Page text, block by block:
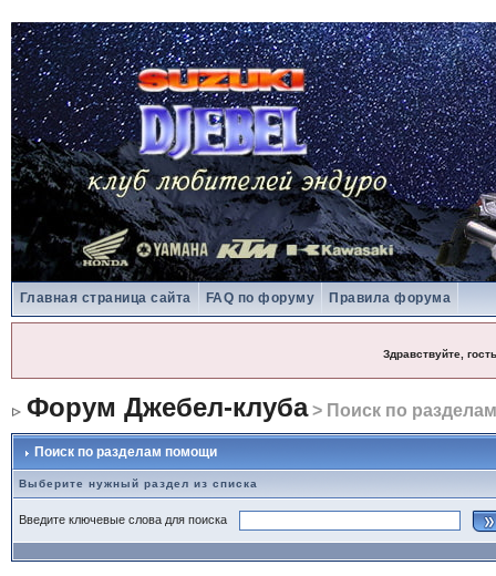
Главная страница сайта FAQ по форуму Правила форума
Здравствуйте, гость
Форум Джебел-клуба> Поиск по
Поиск по разделам помощи
Выберите нужный раздел из списка
Введите ключевые слова для поиска